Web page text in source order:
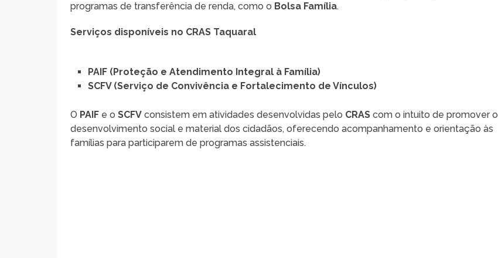
programas de transferência de renda, como o Bolsa Família.
Serviços disponíveis no CRAS Taquaral
PAIF (Proteção e Atendimento Integral à Família)
SCFV (Serviço de Convivência e Fortalecimento de Vínculos)
O PAIF e oSCFV consistem em atividades desenvolvidas pelo CRAS com o intuito de promover o
desenvolvimento social e material dos cidadãos, oferecendo acompanhamento e orientação às
famílias para participarem de programas assistenciais.